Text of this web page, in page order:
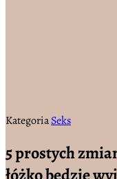
KategoriaSeks
5 prostych